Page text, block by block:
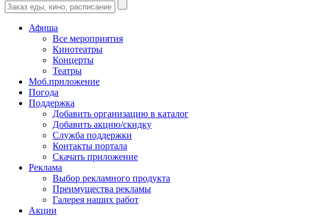
Афиша
Все мероприятия
Кинотеатры
Концерты
Театры
Моб.приложение
Погода
Поддержка
Добавить организацию в каталог
Добавить акцию/скидку
Служба поддержки
Контакты портала
Скачать приложение
Реклама
Выбор рекламного продукта
Преимущества рекламы
Галерея наших работ
Акции